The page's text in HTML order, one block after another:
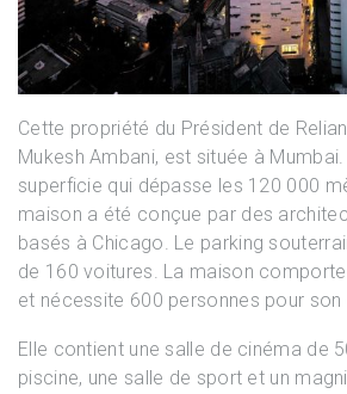
Cette propriété du Président de
Mukesh Ambani, est située à
superficie qui dépasse les 120 000
maison a été conçue par des
basés à Chicago. Le parking
de 160 voitures. La maison
et nécessite 600 personnes pour son
Elle contient une salle de cinéma de
piscine, une salle de sport et un